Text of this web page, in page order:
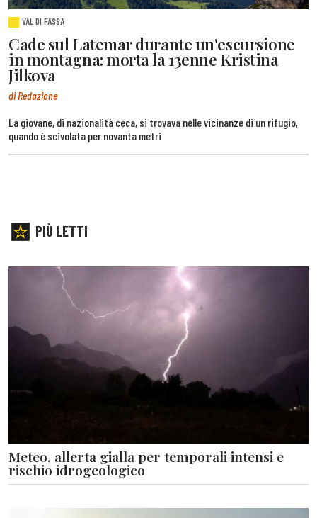
VAL DI FASSA
Cade sul Latemar durante un'escursione
in montagna: morta la 13enne Kristina
Jilkova
di Redazione
La giovane, di nazionalità ceca, si trovava nelle vicinanze di un rifugio,
quando è scivolata per novanta metri
PIÙ LETTI
Meteo, allerta gialla per temporali intensi e
rischio idrogeologico